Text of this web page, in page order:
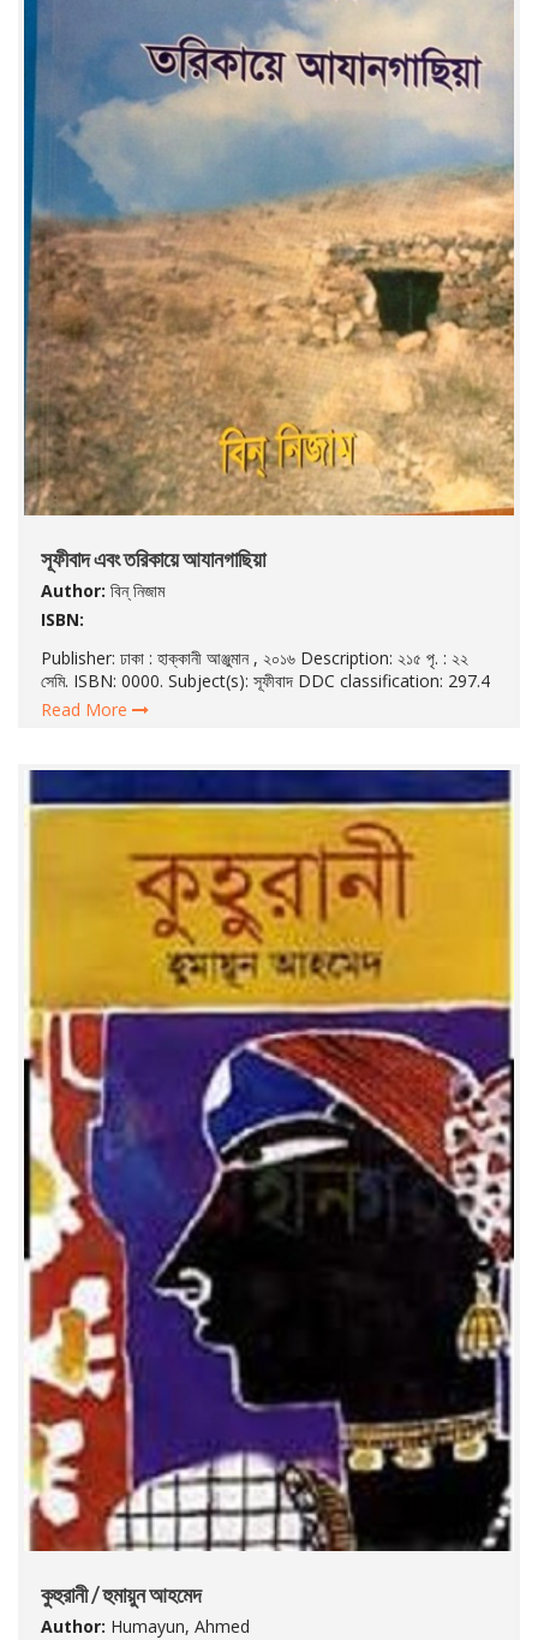
সূফীবাদ এবং তরিকায়ে আযানগাছিয়া
Author: বিন্ নিজাম
ISBN:
Publisher: ঢাকা : হাক্কানী আঞ্জুমান , ২০১৬ Description: ২১৫ পৃ. : ২২
সেমি. ISBN: 0000. Subject(s): সূফীবাদ DDC classification: 297.4
Read More
কুহুরানী / হুমায়ুন আহমেদ
Author: Humayun, Ahmed